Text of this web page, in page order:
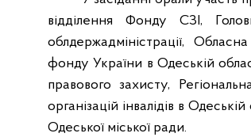
відділення Фонду СЗІ,
облдержадміністрації,
фонду України в Одеській
правового захисту,
організацій інвалідів в
Одеської міської ради.